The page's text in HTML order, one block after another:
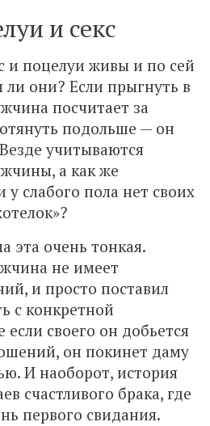
и секс
и поцелуи живы и по сей
ли они? Если прыгнуть в
посчитает за
подольше — он
учитываются
а как же
слабого пола нет своих
эта очень тонкая.
не имеет
и просто поставил
с конкретной
своего он добьется
он покинет даму
И наоборот, история
счастливого брака, где
первого свидания.